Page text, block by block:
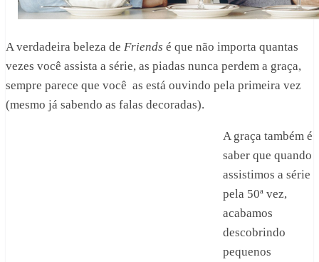
A verdadeira beleza de Friends é que não importa quantas
vezes você assista a série, as piadas nunca perdem a graça,
sempre parece que você as está ouvindo pela primeira vez
(mesmo já sabendo as falas decoradas).
A graça também é
saber que quando
assistimos a série
pela 50ª vez,
acabamos
descobrindo
pequenos